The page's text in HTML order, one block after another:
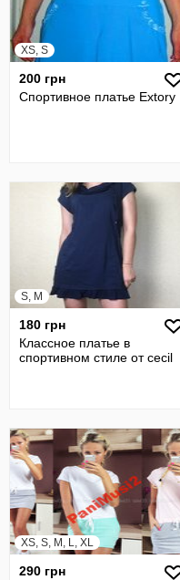
XS, S
200 грн
Спортивное платье Extory
S, M
180 грн
Классное платье в
спортивном стиле от cecil
XS, S, M, L, XL
290 грн